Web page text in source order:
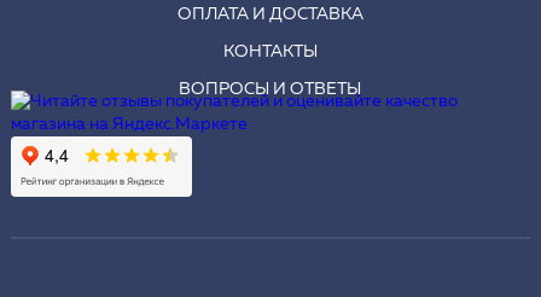
ОПЛАТА И ДОСТАВКА
КОНТАКТЫ
ВОПРОСЫ И ОТВЕТЫ